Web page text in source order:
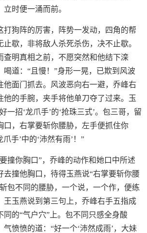
时便一涌而前。
打狗阵的厉害，阵势一发动，四角的帮
歇，非将敌人杀死杀伤，决不止歇。
查明真相之前，不愿突然和他结下滦
喝道：“且慢！”身形一晃，已欺到风波
他面门抓去。风波恶向右一避，乔峰右
他的手腕，夹手将他单刀夺了过来。玉
一招‘龙爪手’的‘抢珠三式’。包三哥，留
口，右掌要斩你腰胁，左手便抓住你
爪手’中的‘沛然有雨’！”
撞你胸口”，乔峰的动作和她口中所述
去撞他胸口，待得玉燕说“右掌要斩你腰
包不同的腰胁，一个说，一个作，便练
王玉燕说到第三句上，乔峰右手五指成
同的“气户穴”上。包不同只感全身酸
愤愤的道：“好一个‘沛然成雨’，大妹